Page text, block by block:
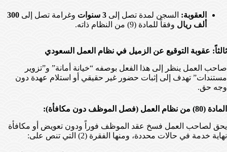
العقوبة: السجن لمدة تصل إلى 3 سنوات وغرامة تصل إلى 300
ألف ريال وفقاً للمادة (9) من النظام ذاته.
ثالثاً: عقوبة التوقيع عن الزميل في نظام العمل السعودي
صاحب العمل ينظر إلى هذا الفعل بوصفه “خيانة أمانة” و”تزوير
مستندات” تهدف إلى إثبات حضور غير حقيقي أو استلام عهدة دون
وجه حق.
المادة (80) من نظام العمل (فصل الموظف دون مكافأة):
يحق لصاحب العمل فسخ عقد الموظف فوراً ودون تعويض أو مكافأة
نهاية خدمة في حالات محددة، ومنها الفقرة (2) التي تنص على: